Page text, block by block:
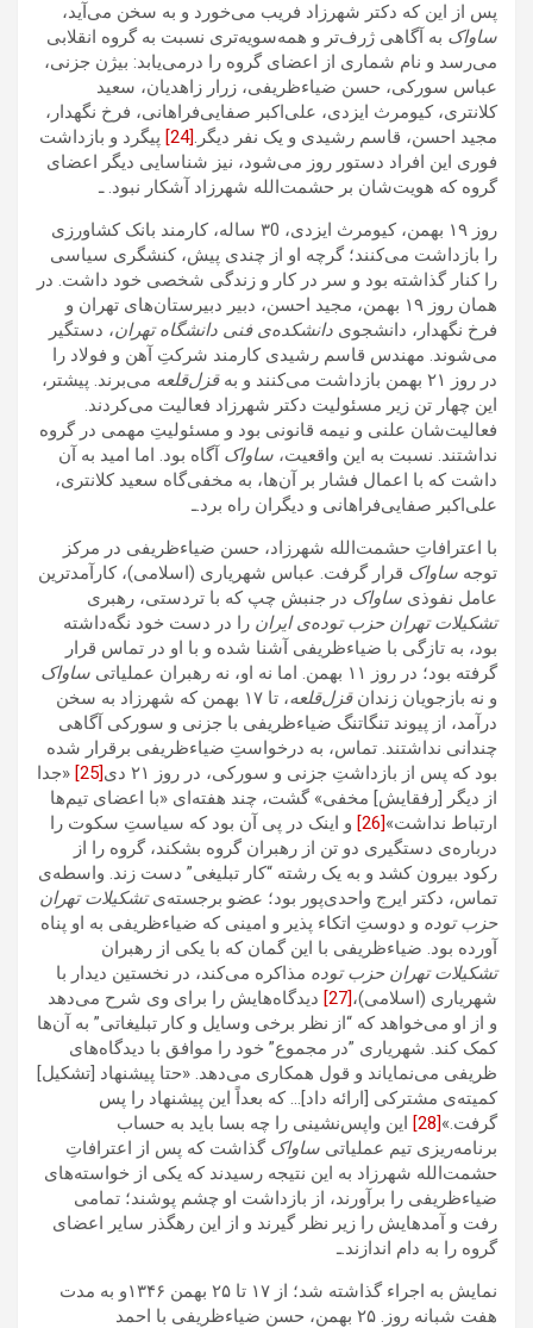
پس از این که دکتر شهرزاد فریب می‌خورد و به سخن می‌آید،
ساواک به آگاهی ژرف‌تر و همه‌سویه‌تری نسبت به گروه انقلابی
می‌رسد و نام شماری از اعضای گروه را درمی‌یابد: بیژن جزنی،
عباس سورکی، حسن ضیاءظریفی، زرار زاهدیان، سعید
کلانتری، کیومرث ایزدی، علی‌اکبر صفایی‌فراهانی، فرخ نگهدار،
مجید احسن، قاسم رشیدی و یک نفر دیگر.[24]
پیگرد و بازداشت
فوری این افراد دستور روز می‌شود، نیز شناسایی دیگر اعضای
گروه که هویت‌شان بر حشمت‌الله شهرزاد آشکار نبود. ‌ـ
روز ۱۹ بهمن، کیومرث ایزدی، ۳0 ساله، کارمند بانک کشاورزی
را بازداشت می‌کنند؛ گرچه او از چندی پیش، کنشگری سیاسی
را کنار گذاشته بود و سر در کار و زندگی شخصی خود داشت. در
همان روز ۱۹ بهمن، مجید احسن، دبیر دبیرستان‌های تهران و
فرخ نگهدار، دانشجوی دانشکده‌ی فنی دانشگاه تهران، دستگیر
می‌‌شوند. مهندس قاسم رشیدی کارمند شرکتِ آهن و فولاد را
در روز ۲۱ بهمن بازداشت می‌کنند و به
قزل‌قلعه می‌برند. پیشتر،
این چهار تن زیر مسئولیت دکتر شهرزاد فعالیت می‌کردند.
فعالیت‌شان علنی و نیمه قانونی بود و مسئولیتِ مهمی در گروه
نداشتند. نسبت به این واقعیت، ساواک آگاه بود. اما امید به آن
داشت که با اعمال فشار بر آن‌ها، به مخفی‌گاه سعید کلانتری،
علی‌اکبر صفایی‌فراهانی و دیگران راه برد.ـ
با اعترافاتِ حشمت‌الله شهرزاد، حسن ضیاءظریفی در مرکز
توجه ساواک قرار گرفت. عباس شهریاری (اسلامی)، کارآمد‌ترین
عامل نفوذی ساواک در جنبش چپ که با تردستی، رهبری
تشکیلات تهران حزب توده‌ی ایران را در دست خود نگه‌داشته
بود، به تازگی با ضیاء‌ظریفی آشنا شده و با او در تماس قرار
گرفته بود؛ در روز ۱۱ بهمن. اما نه او، نه رهبران عملیاتی
ساواک
و نه بازجویان زندانقزل‌قلعه
، تا ۱۷ بهمن که شهرزاد به سخن
درآمد، از پیوند تنگاتنگ ضیاءظریفی با جزنی و سورکی آگاهی
چندانی نداشتند. تماس، به درخواستِ ضیاءظریفی برقرار شده
بود که پس از بازداشتِ جزنی و سورکی، در روز ۲۱ دی
[25]
«جدا
از دیگر [رفقایش] مخفی» گشت، چند هفته‌ای «با اعضای تیم‌ها
ارتباط نداشت»[26]
و اینک در پی آن بود که سیاستِ سکوت را
درباره‌ی دستگیری دو تن از رهبران گروه بشکند، گروه را از
رکود بیرون کشد و به یک رشته‌ “کار تبلیغی” دست زند. واسطه‌ی
تماس، دکتر ایرج واحدی‌پور بود؛ عضو برجسته‌یتشکیلات تهران
حزب توده و دوستِ اتکاء پذیر و امینی که ضیاءظریفی به او پناه
آورده بود‌. ضیاءظریفی با این گمان که با یکی از رهبران
تشکیلات تهران حزب توده مذاکره می‌کند، در نخستین دیدار با
شهریاری (اسلامی)،[27]
دیدگاه‌هایش را برای وی شرح می‌‌دهد
و از او می‌خواهد که “از نظر برخی وسایل و کار تبلیغاتی” به آن‌ها
کمک کند. شهریاری ”در مجموع” خود را موافق با دیدگاه‌های
ظریفی می‌نمایاند و قول همکاری می‌دهد. «حتا پیشنهاد [تشکیل]
کمیته‌ی مشترکی [ارائه داد]… که بعداً این پیشنهاد را پس
گرفت.»[28]
این واپس‌نشینی را چه بسا باید به حساب
برنامه‌ریزی تیم عملیاتی ساواک گذاشت که پس از اعترافاتِ
حشمت‌الله شهرزاد به این نتیجه رسیدند که یکی از خواسته‌های
ضیاءظریفی را برآورند، از بازداشت او چشم پوشند؛ تمامی
رفت و آمدهایش را زیر نظر گیرند و از این رهگذر سایر اعضای
گروه را به دام اندازند.ـ
نمایش به اجراء گذاشته شد؛ از ۱۷ تا ۲۵ بهمن ۱۳۴۶و به مدت
هفت شبانه روز. ۲۵ بهمن، حسن ضیاءظریفی با احمد